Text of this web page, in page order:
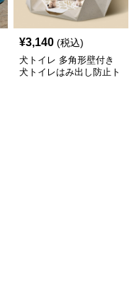
¥3,140 (税込)
犬トイレ 多角形壁付き
犬トイレはみ出し防止ト